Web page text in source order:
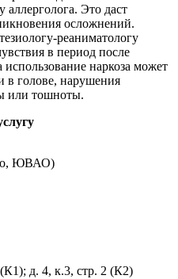
аллерголога. Это даст
осложнений.
реаниматологу
в период после
наркоза может
в голове, нарушения
или тошноты.
ЮВАО)
д. 4, к.3, стр. 2 (К2)